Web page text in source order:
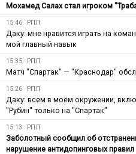
Мохамед Салах стал игроком
15:46 РПЛ
Даку: мне нравится играть на
мой главный навык
15:35 РПЛ
Матч "Спартак" — "Краснодар"
15:26 РПЛ
Даку: всем в моём окружении,
"Рубин" только на "Спартак"
15:13 РПЛ
Заболотный сообщил об
нарушение антидопинговых правил